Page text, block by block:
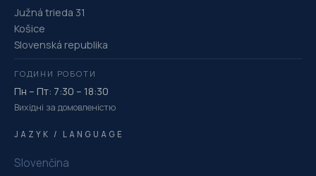
Južná trieda 31
Košice
Slovenská republika
ГОДИНИ РОБОТИ
Пн – Пт: 7:30 – 18:30
Вихідні за домовленістю
JAZYK / LANGUAGE
Slovenčina